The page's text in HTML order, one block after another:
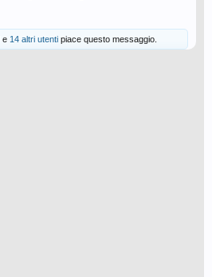
e 14 altri utenti piace questo messaggio.